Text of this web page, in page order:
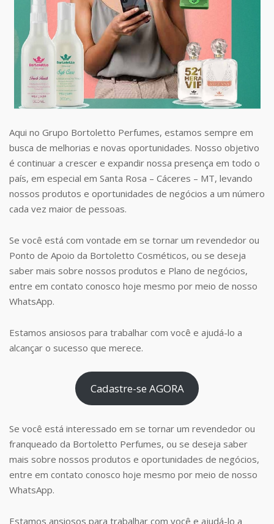
Aqui no Grupo Bortoletto Perfumes, estamos sempre em
busca de melhorias e novas oportunidades. Nosso objetivo
é continuar a crescer e expandir nossa presença em todo o
país, em especial em Santa Rosa – Cáceres – MT, levando
nossos produtos e oportunidades de negócios a um número
cada vez maior de pessoas.
Se você está com vontade em se tornar um revendedor ou
Ponto de Apoio da Bortoletto Cosméticos, ou se deseja
saber mais sobre nossos produtos e Plano de negócios,
entre em contato conosco hoje mesmo por meio de nosso
WhatsApp.
Estamos ansiosos para trabalhar com você e ajudá-lo a
alcançar o sucesso que merece.
Cadastre-se AGORA
Se você está interessado em se tornar um revendedor ou
franqueado da Bortoletto Perfumes, ou se deseja saber
mais sobre nossos produtos e oportunidades de negócios,
entre em contato conosco hoje mesmo por meio de nosso
WhatsApp.
Estamos ansiosos para trabalhar com você e ajudá-lo a